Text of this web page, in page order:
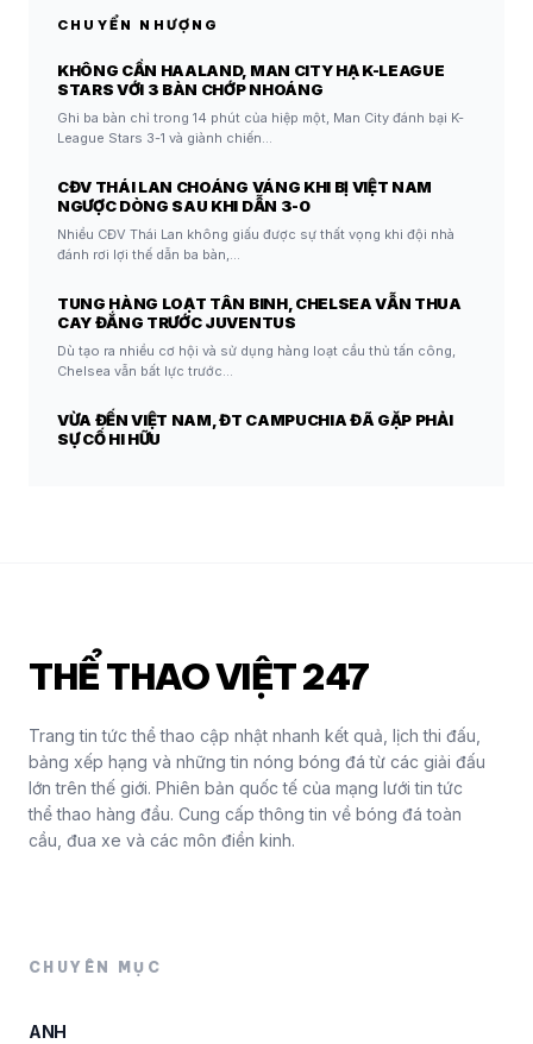
CHUYỂN NHƯỢNG
KHÔNG CẦN HAALAND, MAN CITY HẠ K-LEAGUE
STARS VỚI 3 BÀN CHỚP NHOÁNG
Ghi ba bàn chỉ trong 14 phút của hiệp một, Man City đánh bại K-
League Stars 3-1 và giành chiến…
CĐV THÁI LAN CHOÁNG VÁNG KHI BỊ VIỆT NAM
NGƯỢC DÒNG SAU KHI DẪN 3-0
Nhiều CĐV Thái Lan không giấu được sự thất vọng khi đội nhà
đánh rơi lợi thế dẫn ba bàn,…
TUNG HÀNG LOẠT TÂN BINH, CHELSEA VẪN THUA
CAY ĐẮNG TRƯỚC JUVENTUS
Dù tạo ra nhiều cơ hội và sử dụng hàng loạt cầu thủ tấn công,
Chelsea vẫn bất lực trước…
VỪA ĐẾN VIỆT NAM, ĐT CAMPUCHIA ĐÃ GẶP PHẢI
SỰ CỐ HI HỮU
THỂ THAO VIỆT 247
Trang tin tức thể thao cập nhật nhanh kết quả, lịch thi đấu,
bảng xếp hạng và những tin nóng bóng đá từ các giải đấu
lớn trên thế giới. Phiên bản quốc tế của mạng lưới tin tức
thể thao hàng đầu. Cung cấp thông tin về bóng đá toàn
cầu, đua xe và các môn điền kinh.
CHUYÊN MỤC
ANH